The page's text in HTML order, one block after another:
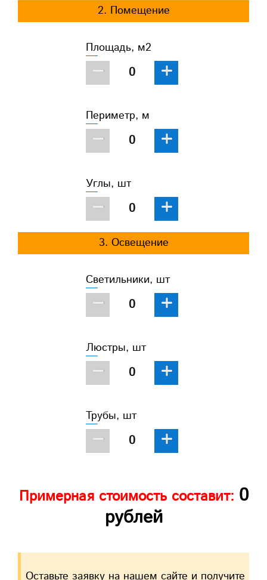
2. Помещение
Площадь, м2
− +
Периметр, м
− +
Углы, шт
− +
3. Освещение
Светильники, шт
− +
Люстры, шт
− +
Трубы, шт
− +
Примерная стоимость составит: 0
рублей
Оставьте заявку на нашем сайте и получите